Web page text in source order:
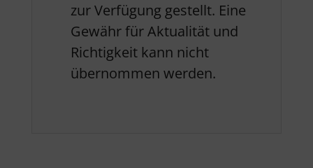
zur Verfügung gestellt. Eine
Gewähr für Aktualität und
Richtigkeit kann nicht
übernommen werden.